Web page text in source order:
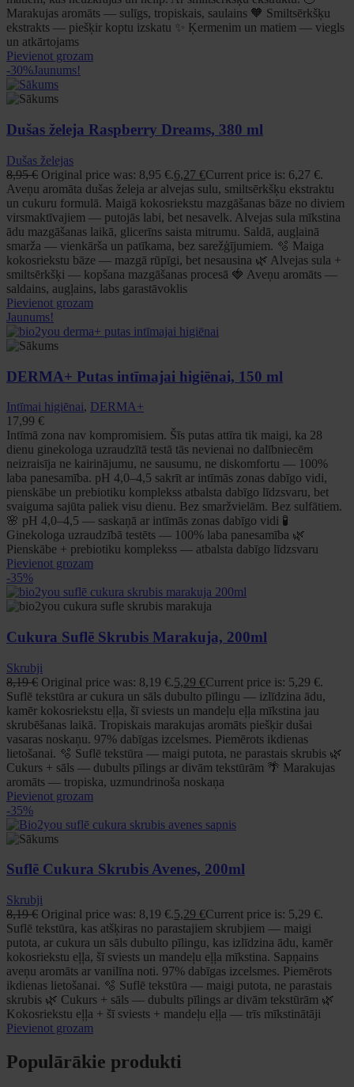
Marakujas aromāts — sulīgs, tropiskais, saulains 🧡 Smiltsērkšķu
ekstrakts — piešķir koptu izskatu ✨ Ķermenim un matiem — viegls
un atkārtojams
Pievienot grozam
-30%Jaunums!
Dušas želeja Raspberry Dreams, 380 ml
Dušas želejas
8,95€ Original price was: 8,95 €.6,27 €Current price is: 6,27 €.
Aveņu aromāta dušas želeja ar alvejas sulu, smiltsērkšķu ekstraktu
un cukuru formulā. Maigā kokosriekstu mazgāšanas bāze no diviem
virsmaktīvajiem — putojās labi, bet nesavelk. Alvejas sula mīkstina
ādu mazgāšanas laikā, glicerīns saista mitrumu. Saldā, augļainā
smarža — vienkārša un patīkama, bez sarežģījumiem. 🫧 Maiga
kokosriekstu bāze — mazgā rūpīgi, bet nesausina 🌿 Alvejas sula +
smiltsērkšķi — kopšana mazgāšanas procesā 🍓 Aveņu aromāts —
saldains, augļains, labs garastāvoklis
Pievienot grozam
Jaunums!
DERMA+ Putas intīmajai higiēnai, 150 ml
Intīmai higiēnai, DERMA+
17,99 €
Intīmā zona nav kompromisiem. Šīs putas attīra tik maigi, ka 28
dienu ginekologa uzraudzītā testā tās nevienai no dalībniecēm
neizraisīja ne kairinājumu, ne sausumu, ne diskomfortu — 100%
laba panesamība. pH 4,0–4,5 sakrīt ar intīmās zonas dabīgo vidi,
pienskābe un prebiotiku komplekss atbalsta dabīgo līdzsvaru, bet
svaiguma sajūta paliek visu dienu. Bez smaržvielām. Bez sulfātiem.
🌸 pH 4,0–4,5 — saskaņā ar intīmās zonas dabīgo vidi 🧪
Ginekologa uzraudzībā testēts — 100% laba panesamība 🌿
Pienskābe + prebiotiku komplekss — atbalsta dabīgo līdzsvaru
Pievienot grozam
-35%
Cukura Suflē Skrubis Marakuja, 200ml
Skrubji
8,19€ Original price was: 8,19 €.5,29 €Current price is: 5,29 €.
Suflē tekstūra ar cukura un sāls dubulto pīlingu — izlīdzina ādu,
kamēr kokosriekstu eļļa, šī sviests un mandeļu eļļa mīkstina jau
skrubēšanas laikā. Tropiskais marakujas aromāts piešķir dušai
vasaras noskaņu. 97% dabīgas izcelsmes. Piemērots ikdienas
lietošanai. 🫧 Suflē tekstūra — maigi putota, ne parastais skrubis 🌿
Cukurs + sāls — dubults pīlings ar divām tekstūrām 🌴 Marakujas
aromāts — tropiska, uzmundrinoša noskaņa
Pievienot grozam
-35%
Suflē Cukura Skrubis Avenes, 200ml
Skrubji
8,19€ Original price was: 8,19 €.5,29 €Current price is: 5,29 €.
Suflē tekstūra, kas atšķiras no parastajiem skrubjiem — maigi
putota, ar cukura un sāls dubulto pīlingu, kas izlīdzina ādu, kamēr
kokosriekstu eļļa, šī sviests un mandeļu eļļa mīkstina. Sapņains
aveņu aromāts ar vanilīna noti. 97% dabīgas izcelsmes. Piemērots
ikdienas lietošanai. 🫧 Suflē tekstūra — maigi putota, ne parastais
skrubis 🌿 Cukurs + sāls — dubults pīlings ar divām tekstūrām 🌿
Kokosriekstu eļļa + šī sviests + mandeļu eļļa — trīs mīkstinātāji
Pievienot grozam
Populārākie produkti